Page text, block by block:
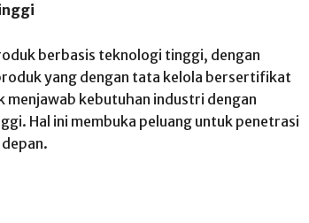
berbasis teknologi tinggi, dengan
yang dengan tata kelola bersertifikat
kebutuhan industri dengan
Hal ini membuka peluang untuk penetrasi